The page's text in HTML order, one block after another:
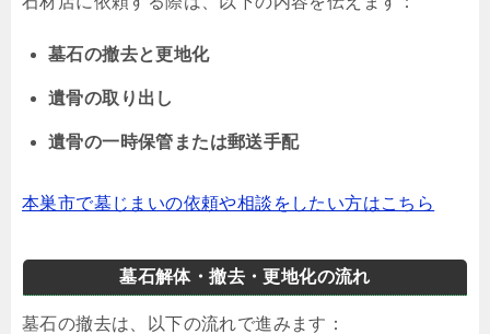
墓石の撤去と更地化
遺骨の取り出し
遺骨の一時保管または郵送手配
本巣市で墓じまいの依頼や相談をしたい方はこちら
墓石解体・撤去・更地化の流れ
墓石の撤去は、以下の流れで進みます：